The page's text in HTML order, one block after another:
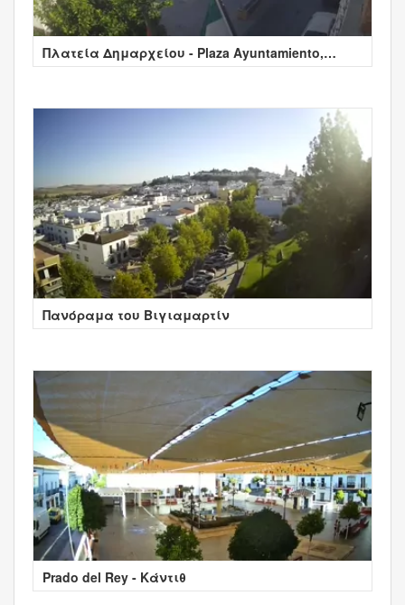
Πλατεία Δημαρχείου - Plaza Ayuntamiento,
Ισπανία
Πανόραμα του Βιγιαμαρτίν
Prado del Rey - Κάντιθ